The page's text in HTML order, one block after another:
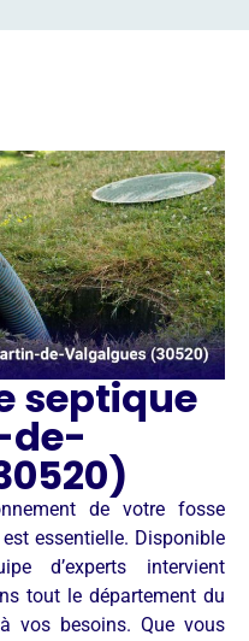
septique
de-
de votre fosse
essentielle. Disponible
d’experts intervient
tout le département du
vos besoins. Que vous